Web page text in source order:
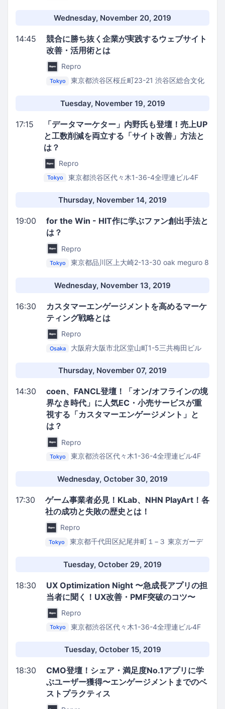
Wednesday, November 20, 2019
14:45
競合に勝ち抜く企業が実践するウェブサイト
改善・活用術とは
Repro
Tokyo
東京都渋谷区桜丘町23-21 渋谷区総合文化
Tuesday, November 19, 2019
17:15
「データマーケター」内野氏も登壇！売上UP
と工数削減を両立する「サイト改善」方法と
は？
Repro
Tokyo
東京都渋谷区代々木1-36-4全理連ビル4F
Thursday, November 14, 2019
19:00
for the Win - HIT作に学ぶファン創出手法と
は？
Repro
Tokyo
東京都品川区上大崎2-13-30 oak meguro 8
Wednesday, November 13, 2019
16:30
カスタマーエンゲージメントを高めるマーケ
ティング戦略とは
Repro
Osaka
大阪府大阪市北区堂山町1-5三共梅田ビル
Thursday, November 07, 2019
14:30
coen、FANCL登壇！「オン/オフラインの境
界なき時代」に人気EC・小売サービスが重
視する「カスタマーエンゲージメント」と
は？
Repro
Tokyo
東京都渋谷区代々木1-36-4全理連ビル4F
Wednesday, October 30, 2019
17:30
ゲーム事業者必見！KLab、NHN PlayArt！各
社の成功と失敗の歴史とは！
Repro
Tokyo
東京都千代田区紀尾井町１−３ 東京ガーデ
付1階正面玄関奥）
Tuesday, October 29, 2019
18:30
UX Optimization Night 〜急成長アプリの担
当者に聞く！UX改善・PMF突破のコツ〜
Repro
Tokyo
東京都渋谷区代々木1-36-4全理連ビル4F
Tuesday, October 15, 2019
18:30
CMO登壇！シェア・満足度No.1アプリに学
ぶユーザー獲得〜エンゲージメントまでのベ
ストプラクティス